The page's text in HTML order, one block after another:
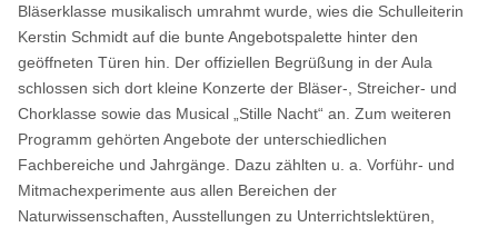
Bläserklasse musikalisch umrahmt wurde, wies die Schulleiterin
Kerstin Schmidt auf die bunte Angebotspalette hinter den
geöffneten Türen hin. Der offiziellen Begrüßung in der Aula
schlossen sich dort kleine Konzerte der Bläser-, Streicher- und
Chorklasse sowie das Musical „Stille Nacht“ an. Zum weiteren
Programm gehörten Angebote der unterschiedlichen
Fachbereiche und Jahrgänge. Dazu zählten u. a. Vorführ- und
Mitmachexperimente aus allen Bereichen der
Naturwissenschaften, Ausstellungen zu Unterrichtslektüren,